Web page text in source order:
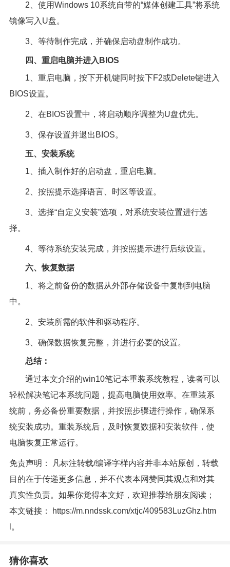
2、使用Windows 10系统自带的“媒体创建工具”将系统
镜像写入U盘。
3、等待制作完成，并确保启动盘制作成功。
四、重启电脑并进入BIOS
1、重启电脑，按下开机键同时按下F2或Delete键进入
BIOS设置。
2、在BIOS设置中，将启动顺序调整为U盘优先。
3、保存设置并退出BIOS。
五、安装系统
1、插入制作好的启动盘，重启电脑。
2、按照提示选择语言、时区等设置。
3、选择“自定义安装”选项，对系统安装位置进行选
择。
4、等待系统安装完成，并按照提示进行后续设置。
六、恢复数据
1、将之前备份的数据从外部存储设备中复制到电脑
中。
2、安装所需的软件和驱动程序。
3、确保数据恢复完整，并进行必要的设置。
总结：
通过本文介绍的win10笔记本重装系统教程，读者可以
轻松解决笔记本系统问题，提高电脑使用效率。在重装系
统前，务必备份重要数据，并按照步骤进行操作，确保系
统安装成功。重装系统后，及时恢复数据和安装软件，使
电脑恢复正常运行。
免责声明： 凡标注转载/编译字样内容并非本站原创，转载
目的在于传递更多信息，并不代表本网赞同其观点和对其
真实性负责。如果你觉得本文好，欢迎推荐给朋友阅读；
本文链接：
https://m.nndssk.com/xtjc/409583LuzGhz.htm
。
猜你喜欢